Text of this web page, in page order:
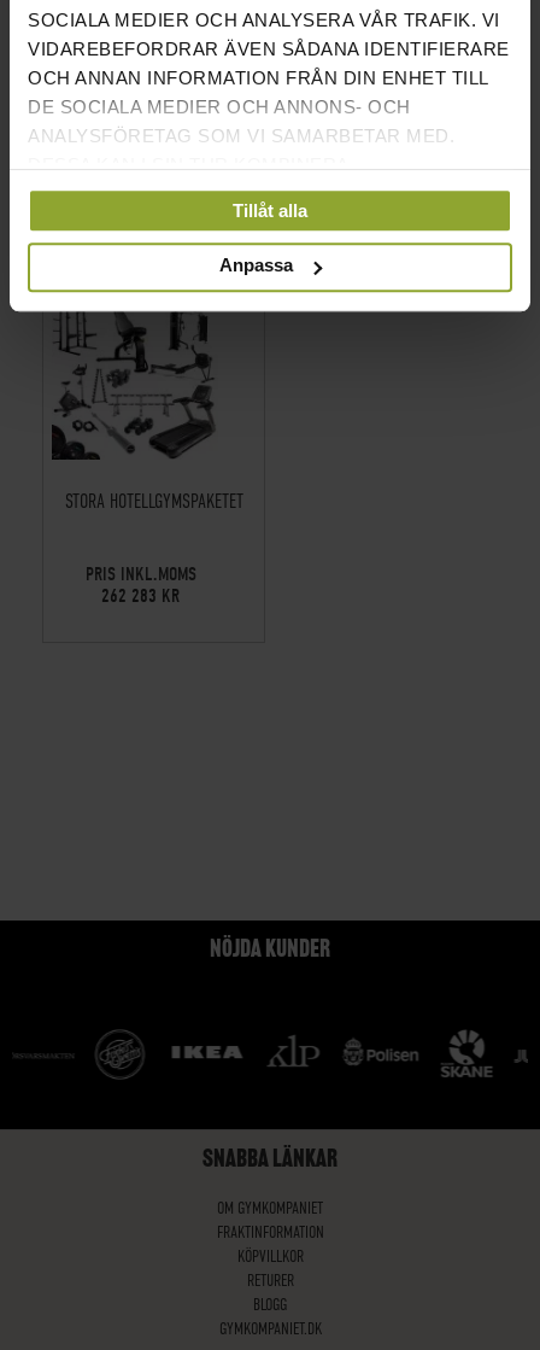
SOCIALA MEDIER OCH ANALYSERA VÅR TRAFIK. VI
VIDAREBEFORDRAR ÄVEN SÅDANA IDENTIFIERARE
OCH ANNAN INFORMATION FRÅN DIN ENHET TILL
DE SOCIALA MEDIER OCH ANNONS- OCH
ANALYSFÖRETAG SOM VI SAMARBETAR MED.
DESSA KAN I SIN TUR KOMBINERA
INFORMATIONEN MED ANNAN INFORMATION SOM
DU HAR TILLHANDAHÅLLIT ELLER SOM DE HAR
SAMLAT IN NÄR DU HAR ANVÄNT DERAS
Tillåt alla
Anpassa
BYGG DITT EGET STYRKEPAKET
PRIS INKL.MOMS
114 KR
STORA FÖRETAGSPAKETET
PRIS INKL.MOMS
190 050 KR
STORA HOTELLGYMSPAKETET
PRIS INKL.MOMS
262 283 KR
NÖJDA KUNDER
SNABBA LÄNKAR
OM GYMKOMPANIET
FRAKTINFORMATION
KÖPVILLKOR
RETURER
BLOGG
GYMKOMPANIET.DK